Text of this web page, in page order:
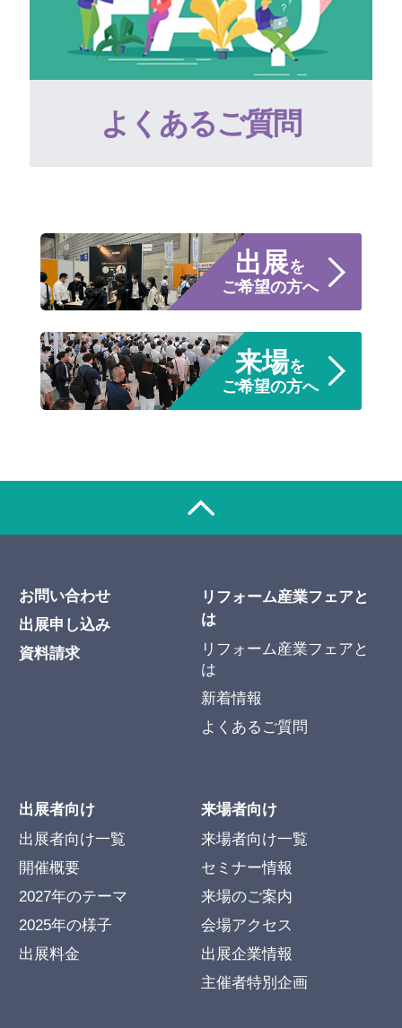
よくあるご質問
出展を
ご希望の方へ
来場を
ご希望の方へ
お問い合わせ
出展申し込み
資料請求
リフォーム産業フェアと
は
リフォーム産業フェアと
は
新着情報
よくあるご質問
出展者向け
出展者向け一覧
開催概要
2027年のテーマ
2025年の様子
出展料金
来場者向け
来場者向け一覧
セミナー情報
来場のご案内
会場アクセス
出展企業情報
主催者特別企画